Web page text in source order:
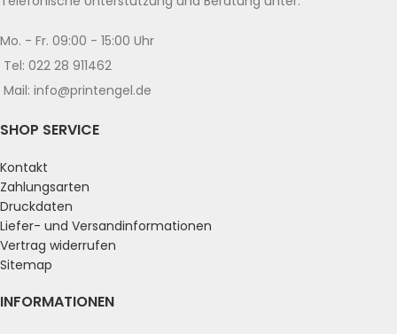
Mo. - Fr. 09:00 - 15:00 Uhr
Tel: 022 28 911462
Mail: info@printengel.de
SHOP SERVICE
Kontakt
Zahlungsarten
Druckdaten
Liefer- und Versandinformationen
Vertrag widerrufen
Sitemap
INFORMATIONEN